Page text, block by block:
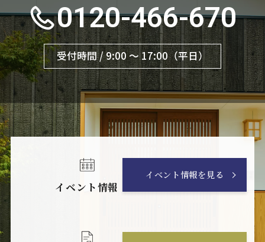
0120-466-670
受付時間 / 9:00 〜 17:00（平日）
イベント情報
イベント情報を見る